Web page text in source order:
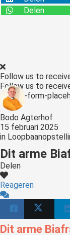
Delen
Follow us to
Follow us to
<:optin-form-
Bodo Agterhof
15 februari 2025
in
Dit arme
Delen
Reageren
Dit arme
kan de
niet
worden
om
te
over
van
op
gebruikt
te